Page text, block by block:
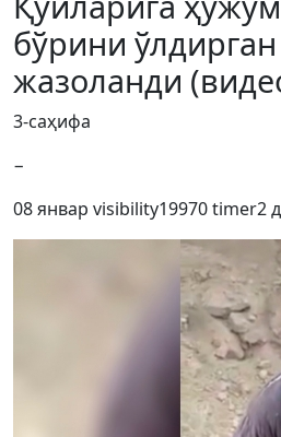
бўрини
жазоланди
3-саҳифа
−
08 январ visibility19970timer2